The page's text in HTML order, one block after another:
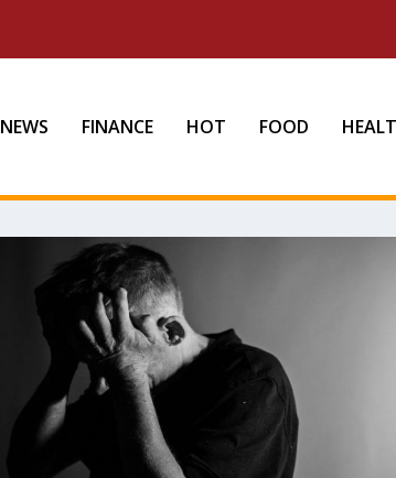
NEWS FINANCE HOT FOOD